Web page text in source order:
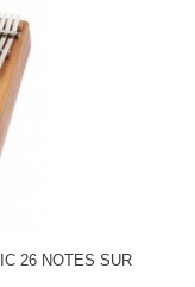
26 NOTES SUR